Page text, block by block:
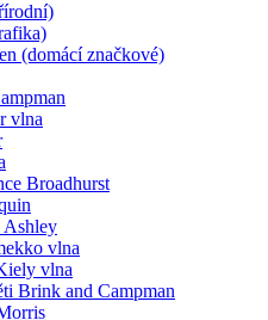
(domácí značkové)
vlna
Broadhurst
Ashley
vlna
vlna
Brink and Campman